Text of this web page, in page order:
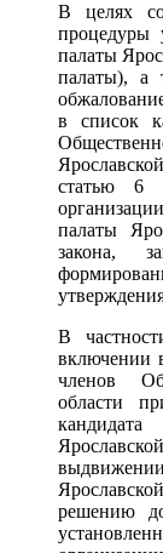
В целях
процедуры
палаты
палаты), а
в список
статью 6
палаты
закона,
В
включении
членов
области
решению